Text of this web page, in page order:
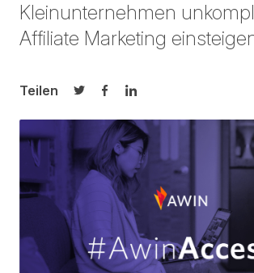
Kleinunternehmen
Affiliate Marketing
Teilen
Auf Twitter teilen
Auf Facebook teilen
Auf LinkedIn teilen